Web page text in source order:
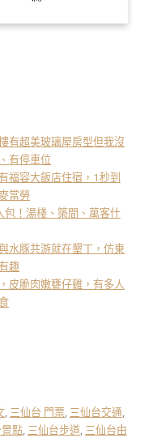
有超美玻璃屋房型但我沒
有停車位
福容大飯店住宿，1秒到
當勞
！湯棧、築間、萬客什
水豚共游就在墾丁，仿東
趣
皮脆肉嫩甕仔雞，有多人
三仙台 門票 三仙台交通
點 三仙台步道 三仙台由